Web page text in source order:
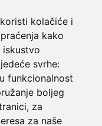
kolačiće i
kako
iskustvo
svrhe:
funkcionalnost
boljeg
, za
za naše